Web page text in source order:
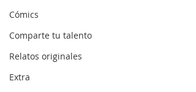
Cómics
Comparte tu talento
Relatos originales
Extra